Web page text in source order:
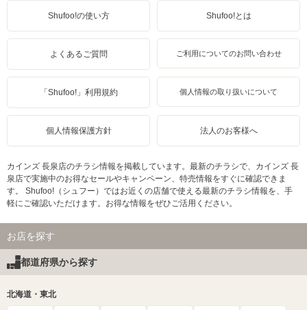
Shufoo!の使い方 Shufoo!とは
よくあるご質問 ご利用についてのお問い合わせ
「Shufoo!」利用規約 個人情報の取り扱いについて
個人情報保護方針 法人のお客様へ
カインズ 長泉店のチラシ情報を掲載しています。最新のチラシで、カインズ 長
泉店で実施中のお得なセールやキャンペーン、特売情報をすぐに確認できま
す。 Shufoo!（シュフー）ではお近くの店舗で使える最新のチラシ情報を、手
軽にご確認いただけます。お得な情報をぜひご活用ください。
お店を探す
都道府県から探す
北海道・東北